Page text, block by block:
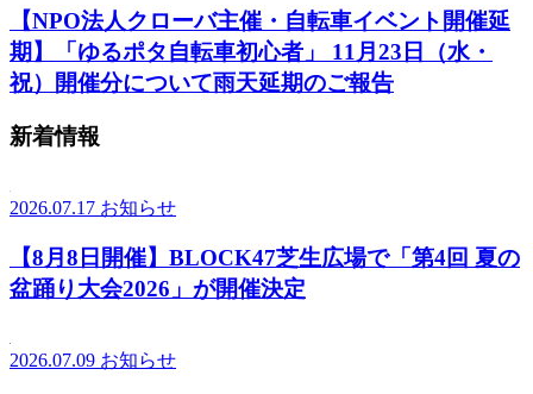
【NPO法人クローバ主催・自転車イベント開催延
期】「ゆるポタ自転車初心者」 11月23日（水・
祝）開催分について雨天延期のご報告
新着情報
2026.07.17 お知らせ
【8月8日開催】BLOCK47芝生広場で「第4回 夏の
盆踊り大会2026」が開催決定
2026.07.09 お知らせ